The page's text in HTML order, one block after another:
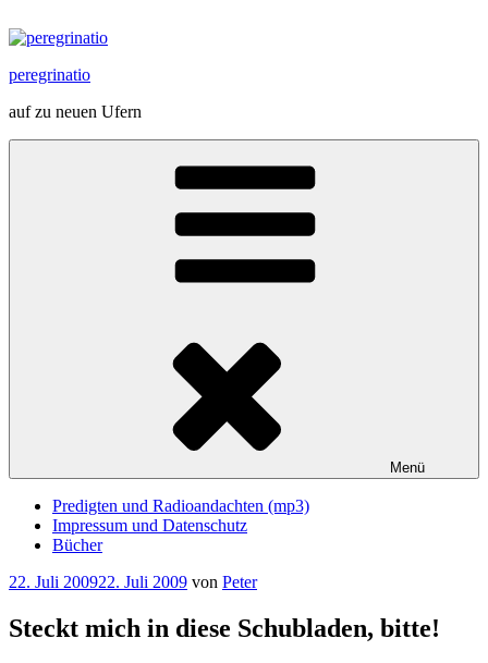
Inhalt
peregrinatio
auf zu neuen Ufern
Menü
Predigten und Radioandachten (mp3)
Impressum und Datenschutz
Bücher
Veröffentlicht
22. Juli 200922. Juli 2009 von Peter
Steckt mich in diese Schubladen, bitte!